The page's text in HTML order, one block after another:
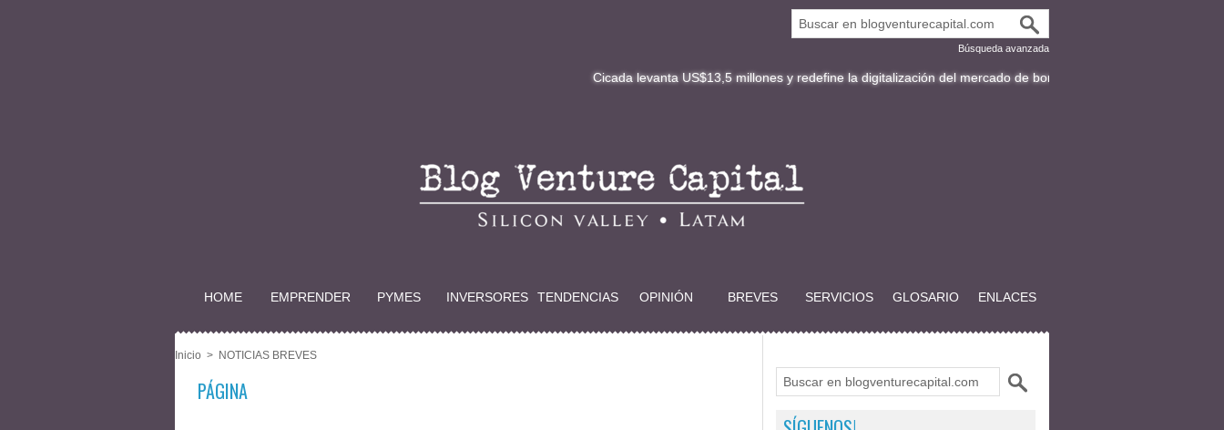
Búsqueda avanzada
Cicada levanta US$13,5 millones y redefine la digitalización del mercado de bonos en Latinoamérica
HOME EMPRENDER PYMES INVERSORES TENDENCIAS OPINIÓN BREVES SERVICIOS GLOSARIO ENLACES
Inicio > NOTICIAS BREVES
PÁGINA